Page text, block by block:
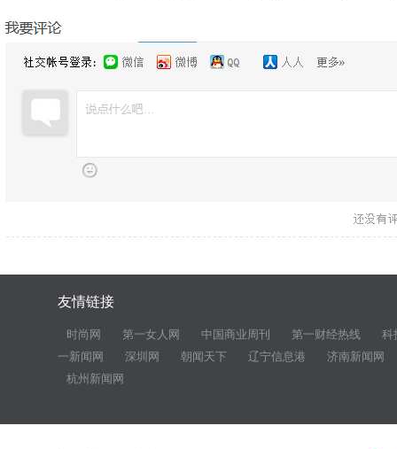
友情链接
时尚网 第一女人网 中国商业周刊 第一财经热线
科
一新闻网
深圳网 朝闻天下 辽宁信息港
济南新闻网
杭州新闻网